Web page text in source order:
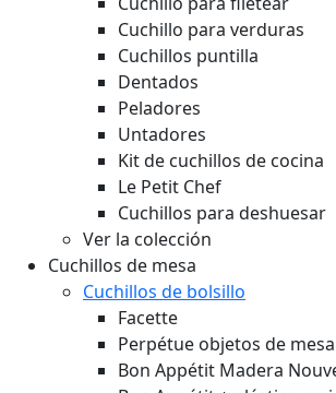
Cuchillo para verduras
Cuchillos puntilla
Dentados
Peladores
Untadores
Kit de cuchillos de cocina
Le Petit Chef
Cuchillos para deshuesar
Ver la colección
Cuchillos de mesa
Cuchillos de bolsillo
Facette
Perpétue objetos de
Bon Appétit Madera